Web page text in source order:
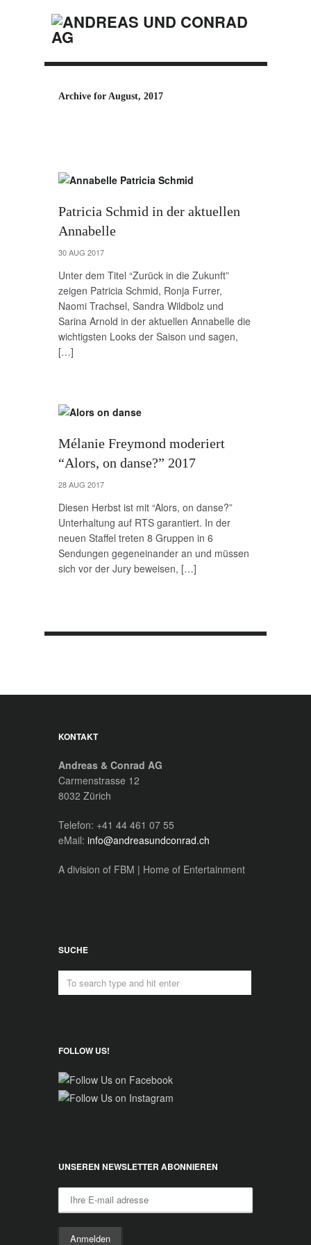
Archive for August, 2017
Patricia Schmid in der aktuellen
Annabelle
30 AUG 2017
Unter dem Titel “Zurück in die Zukunft”
zeigen Patricia Schmid, Ronja Furrer,
Naomi Trachsel, Sandra Wildbolz und
Sarina Arnold in der aktuellen Annabelle die
wichtigsten Looks der Saison und sagen,
[…]
Mélanie Freymond moderiert
“Alors, on danse?” 2017
28 AUG 2017
Diesen Herbst ist mit “Alors, on danse?”
Unterhaltung auf RTS garantiert. In der
neuen Staffel treten 8 Gruppen in 6
Sendungen gegeneinander an und müssen
sich vor der Jury beweisen, […]
KONTAKT
Andreas & Conrad AG
Carmenstrasse 12
8032 Zürich
Telefon: +41 44 461 07 55
eMail: info@andreasundconrad.ch
A division of FBM | Home of Entertainment
SUCHE
FOLLOW US!
UNSEREN NEWSLETTER ABONNIEREN